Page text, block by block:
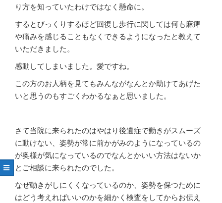
り方を知っていたわけではなく懸命に。
するとびっくりするほど回復し歩行に関しては何も麻痺
や痛みを感じることもなくできるようになったと教えて
いただきました。
感動してしまいました。愛ですね。
この方のお人柄を見てもみんながなんとか助けてあげた
いと思うのもすごくわかるなぁと思いました。
さて当院に来られたのはやはり後遺症で動きがスムーズ
に動けない、姿勢が常に前かがみのようになっているの
が奥様が気になっているのでなんとかいい方法はないか
とご相談に来られたのでした。
なぜ動きがしにくくなっているのか、姿勢を保つために
はどう考えればいいのかを細かく検査をしてからお伝え